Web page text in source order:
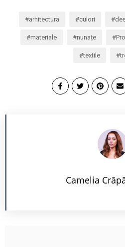
arhitectura culori
materiale nunațe
textile
Camelia